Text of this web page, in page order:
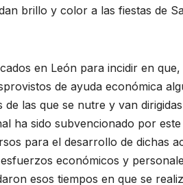
brillo y color a las fiestas de
en León para incidir en que,
de ayuda económica
las que se nutre y van
ha sido subvencionado por
para el desarrollo de dichas
económicos y
esos tiempos en que se